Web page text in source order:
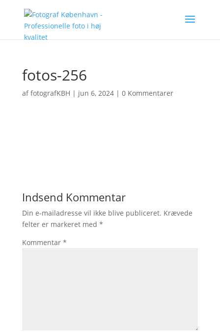
fotos-256
affotografKBH | jun 6, 2024| 0 Kommentarer
Indsend Kommentar
Din e-mailadresse vil ikke blive publiceret. Krævede
felter er markeret med *
Kommentar *